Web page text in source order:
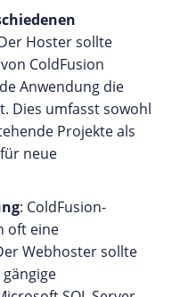
Hoster sollte
ColdFusion
Anwendung die
Dies umfasst sowohl
Projekte als
neue
: ColdFusion-
oft eine
Webhoster sollte